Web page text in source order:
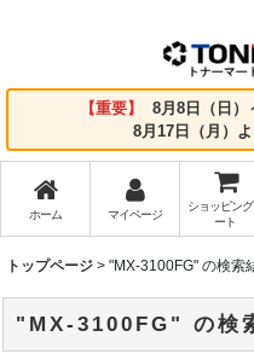
【重要】
8月8日（日）
8月17日（月）
ホーム マイページ
ショッピン
ート
トップページ > "MX-3100FG" の検索
"MX-3100FG" の検